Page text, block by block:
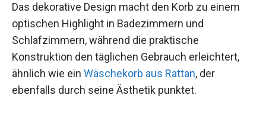
Das dekorative Design macht den Korb zu einem
optischen Highlight in Badezimmern und
Schlafzimmern, während die praktische
Konstruktion den täglichen Gebrauch erleichtert,
ähnlich wie ein Wäschekorb aus Rattan, der
ebenfalls durch seine Ästhetik punktet.